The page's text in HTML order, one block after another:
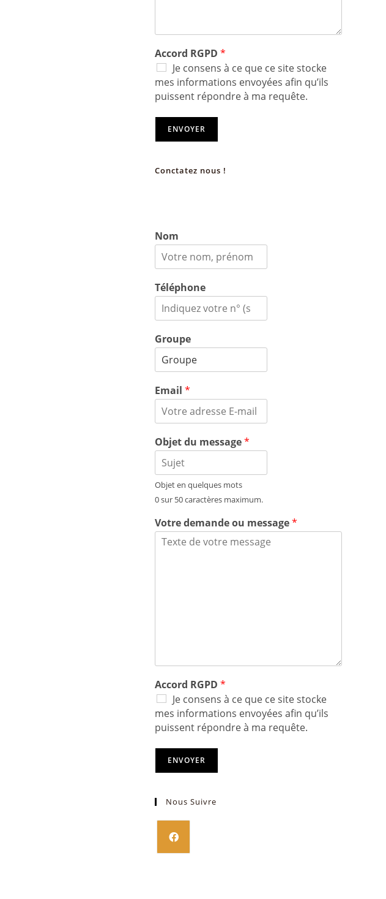
Accord RGPD *
Je consens à ce que ce site stocke
mes informations envoyées afin qu’ils
puissent répondre à ma requête.
ENVOYER
Conctatez nous !
Nom
Téléphone
Groupe
Email *
Objet du message*
Objet en quelques mots
0 sur 50 caractères maximum.
Votre demande ou message*
Accord RGPD *
Je consens à ce que ce site stocke
mes informations envoyées afin qu’ils
puissent répondre à ma requête.
ENVOYER
Nous Suivre